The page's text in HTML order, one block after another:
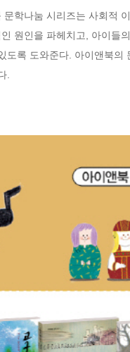
학나눔 시리즈는 사회적
원인을 파헤치고, 아이들
도록 도와준다. 아이앤북
.